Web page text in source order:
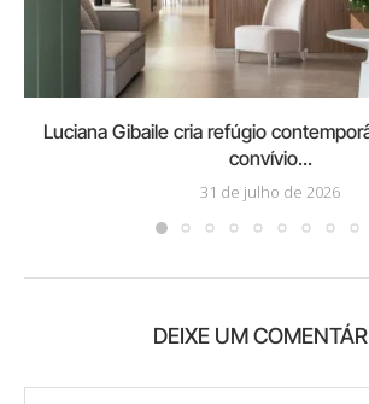
Luciana Gibaile cria refúgio
convívio...
31 de julho de 2026
DEIXE UM